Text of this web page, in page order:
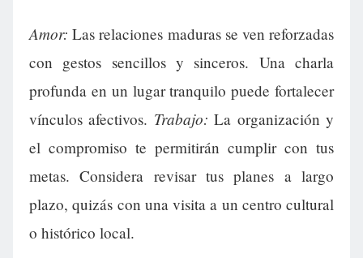
Amor: Las relaciones maduras se ven reforzadas
con gestos sencillos y sinceros. Una charla
profunda en un lugar tranquilo puede fortalecer
vínculos afectivos. Trabajo: La organización y
el compromiso te permitirán cumplir con tus
metas. Considera revisar tus planes a largo
plazo, quizás con una visita a un centro cultural
o histórico local.